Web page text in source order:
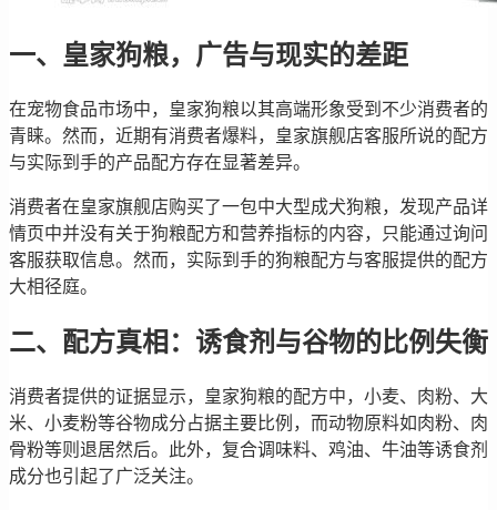
一、皇家狗粮，广告与现实的差距
在宠物食品市场中，皇家狗粮以其高端形象受到不少消费者的
青睐。然而，近期有消费者爆料，皇家旗舰店客服所说的配方
与实际到手的产品配方存在显著差异。
消费者在皇家旗舰店购买了一包中大型成犬狗粮，发现产品详
情页中并没有关于狗粮配方和营养指标的内容，只能通过询问
客服获取信息。然而，实际到手的狗粮配方与客服提供的配方
大相径庭。
二、配方真相：诱食剂与谷物的比例失衡
消费者提供的证据显示，皇家狗粮的配方中，小麦、肉粉、大
米、小麦粉等谷物成分占据主要比例，而动物原料如肉粉、肉
骨粉等则退居然后。此外，复合调味料、鸡油、牛油等诱食剂
成分也引起了广泛关注。